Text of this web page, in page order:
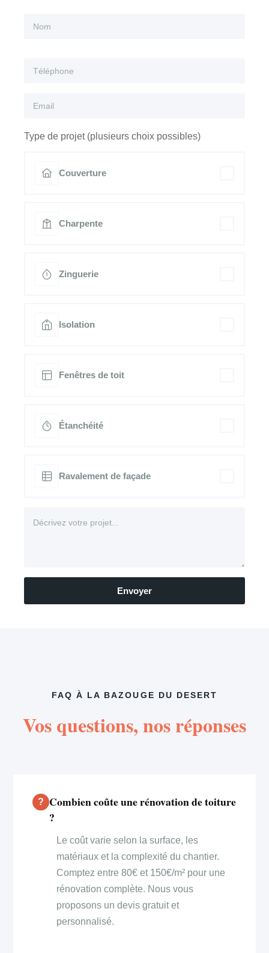
Type de projet (plusieurs choix possibles)
Couverture
Charpente
Zinguerie
Isolation
Fenêtres de toit
Étanchéité
Ravalement de façade
Envoyer
FAQ À LA BAZOUGE DU DESERT
Vos questions, nos réponses
Combien coûte une rénovation de toiture
?
Le coût varie selon la surface, les
matériaux et la complexité du chantier.
Comptez entre 80€ et 150€/m² pour une
rénovation complète. Nous vous
proposons un devis gratuit et
personnalisé.